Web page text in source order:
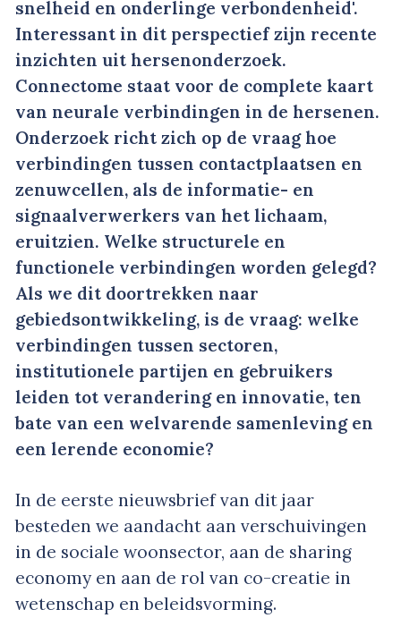
snelheid en onderlinge verbondenheid'.
Interessant in dit perspectief zijn recente
inzichten uit hersenonderzoek.
Connectome staat voor de complete kaart
van neurale verbindingen in de hersenen.
Onderzoek richt zich op de vraag hoe
verbindingen tussen contactplaatsen en
zenuwcellen, als de informatie- en
signaalverwerkers van het lichaam,
eruitzien. Welke structurele en
functionele verbindingen worden gelegd?
Als we dit doortrekken naar
gebiedsontwikkeling, is de vraag: welke
verbindingen tussen sectoren,
institutionele partijen en gebruikers
leiden tot verandering en innovatie, ten
bate van een welvarende samenleving en
een lerende economie?
In de eerste nieuwsbrief van dit jaar
besteden we aandacht aan verschuivingen
in de sociale woonsector, aan de sharing
economy en aan de rol van co-creatie in
wetenschap en beleidsvorming.